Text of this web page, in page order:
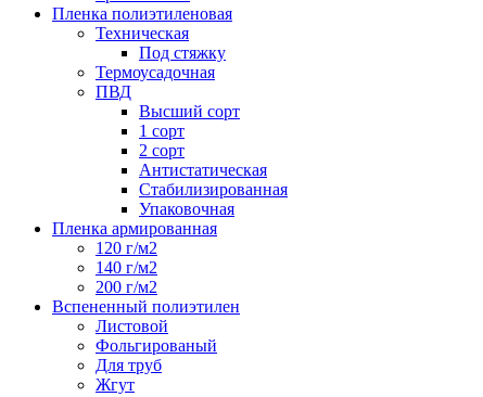
Пленка полиэтиленовая
Техническая
Под стяжку
Термоусадочная
ПВД
Высший сорт
1 сорт
2 сорт
Антистатическая
Стабилизированная
Упаковочная
Пленка армированная
120 г/м2
140 г/м2
200 г/м2
Вспененный полиэтилен
Листовой
Фольгированый
Для труб
Жгут